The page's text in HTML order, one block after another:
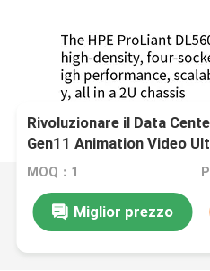
Rivoluzionare il Data
Gen11 Animation Video
scalabile
MOQ：1
Miglior prezzo